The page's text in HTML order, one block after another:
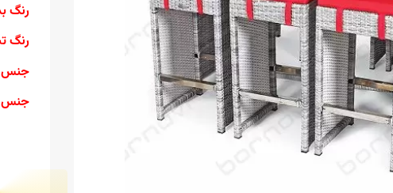
رنگ
رنگ
جنس
جنس